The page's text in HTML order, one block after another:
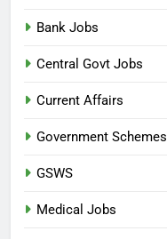
Bank Jobs
Central Govt Jobs
Current Affairs
Government Schemes
GSWS
Medical Jobs